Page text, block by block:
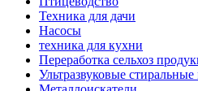
Техника для дачи
Насосы
техника для кухни
Переработка сельхоз
Ультразвуковые